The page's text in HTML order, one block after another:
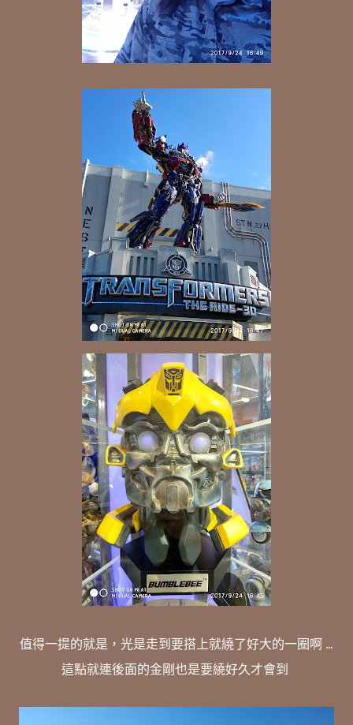
值得一提的就是，光是走到要搭上就繞了好大的一圈啊 ...
這點就連後面的金剛也是要繞好久才會到